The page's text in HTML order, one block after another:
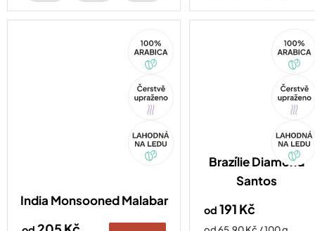
ovoce.
COFFEESPOT
- Každý šálek má
Tip
Arabica
India Monsooned Malabar
Tip
Arabica
Brazílie Diamond
Santos
od 191 Kč